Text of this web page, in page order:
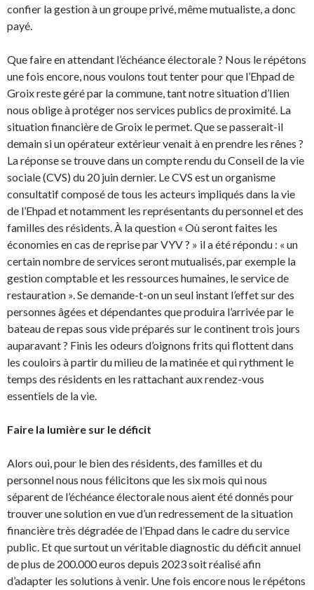
confier la gestion à un groupe privé, même mutualiste, a donc
payé.
Que faire en attendant l’échéance électorale ? Nous le répétons
une fois encore, nous voulons tout tenter pour que l’Ehpad de
Groix reste géré par la commune, tant notre situation d’Ilien
nous oblige à protéger nos services publics de proximité. La
situation financière de Groix le permet. Que se passerait-il
demain si un opérateur extérieur venait à en prendre les rênes ?
La réponse se trouve dans un compte rendu du Conseil de la vie
sociale (CVS) du 20 juin dernier. Le CVS est un organisme
consultatif composé de tous les acteurs impliqués dans la vie
de l’Ehpad et notamment les représentants du personnel et des
familles des résidents. À la question « Où seront faites les
économies en cas de reprise par VYV ? » il a été répondu : « un
certain nombre de services seront mutualisés, par exemple la
gestion comptable et les ressources humaines, le service de
restauration ». Se demande-t-on un seul instant l’effet sur des
personnes âgées et dépendantes que produira l’arrivée par le
bateau de repas sous vide préparés sur le continent trois jours
auparavant ? Finis les odeurs d’oignons frits qui flottent dans
les couloirs à partir du milieu de la matinée et qui rythment le
temps des résidents en les rattachant aux rendez-vous
essentiels de la vie.
Faire la lumière sur le déficit
Alors oui, pour le bien des résidents, des familles et du
personnel nous nous félicitons que les six mois qui nous
séparent de l’échéance électorale nous aient été donnés pour
trouver une solution en vue d’un redressement de la situation
financière très dégradée de l’Ehpad dans le cadre du service
public. Et que surtout un véritable diagnostic du déficit annuel
de plus de 200.000 euros depuis 2023 soit réalisé afin
d’adapter les solutions à venir. Une fois encore nous le répétons